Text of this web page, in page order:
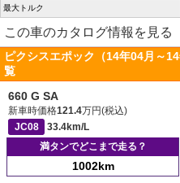
最大トルク
この車のカタログ情報を見る
ピクシスエポック（14年04月～
覧
660 G SA
新車時価格121.4万円(税込)
JC08
33.4km/L
満タンでどこまで走る？
1002km